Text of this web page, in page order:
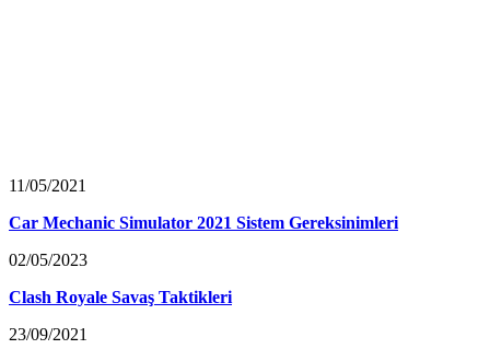
11/05/2021
Car Mechanic Simulator 2021 Sistem Gereksinimleri
02/05/2023
Clash Royale Savaş Taktikleri
23/09/2021